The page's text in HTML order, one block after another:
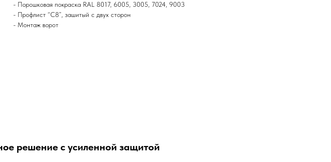
- Порошковая покраска RAL 8017, 6005, 3005, 7024, 9003
- Профлист “С8”, зашитый с двух сторон
- Монтаж ворот
решение с усиленной защитой